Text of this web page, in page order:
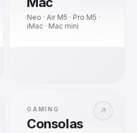
Neo · Air M5 · Pro M5 ·
iMac · Mac mini
↗
GAMING
Consolas